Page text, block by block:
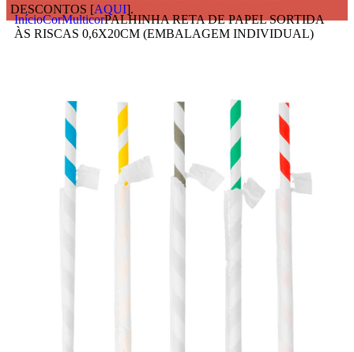
DESCONTOS [AQUI].
InícioCorMulticorPALHINHA RETA DE PAPEL SORTIDA
ÀS RISCAS 0,6X20CM (EMBALAGEM INDIVIDUAL)